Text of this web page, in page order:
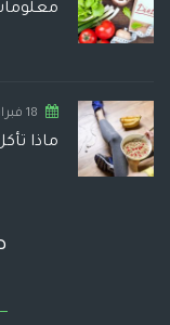
18 فبراير,2020
ماذا